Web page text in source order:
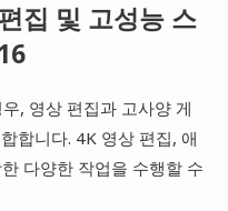
집 및 고성능 스
, 영상 편집과 고사양 게
합니다. 4K 영상 편집, 애
다양한 작업을 수행할 수